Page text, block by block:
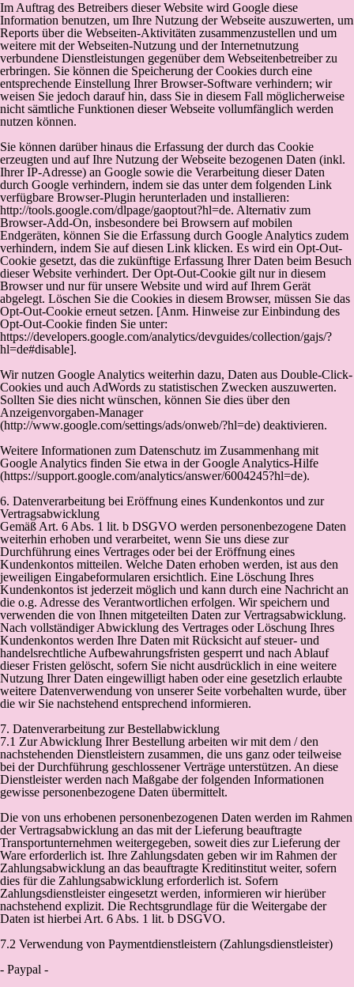
Im Auftrag des Betreibers dieser Website wird Google diese
Information benutzen, um Ihre Nutzung der Webseite auszuwerten, um
Reports über die Webseiten-Aktivitäten zusammenzustellen und um
weitere mit der Webseiten-Nutzung und der Internetnutzung
verbundene Dienstleistungen gegenüber dem Webseitenbetreiber zu
erbringen. Sie können die Speicherung der Cookies durch eine
entsprechende Einstellung Ihrer Browser-Software verhindern; wir
weisen Sie jedoch darauf hin, dass Sie in diesem Fall möglicherweise
nicht sämtliche Funktionen dieser Webseite vollumfänglich werden
nutzen können.
Sie können darüber hinaus die Erfassung der durch das Cookie
erzeugten und auf Ihre Nutzung der Webseite bezogenen Daten (inkl.
Ihrer IP-Adresse) an Google sowie die Verarbeitung dieser Daten
durch Google verhindern, indem sie das unter dem folgenden Link
verfügbare Browser-Plugin herunterladen und installieren:
http://tools.google.com/dlpage/gaoptout?hl=de. Alternativ zum
Browser-Add-On, insbesondere bei Browsern auf mobilen
Endgeräten, können Sie die Erfassung durch Google Analytics zudem
verhindern, indem Sie auf diesen Link klicken. Es wird ein Opt-Out-
Cookie gesetzt, das die zukünftige Erfassung Ihrer Daten beim Besuch
dieser Website verhindert. Der Opt-Out-Cookie gilt nur in diesem
Browser und nur für unsere Website und wird auf Ihrem Gerät
abgelegt. Löschen Sie die Cookies in diesem Browser, müssen Sie das
Opt-Out-Cookie erneut setzen. [Anm. Hinweise zur Einbindung des
Opt-Out-Cookie finden Sie unter:
https://developers.google.com/analytics/devguides/collection/gajs/?
hl=de#disable].
Wir nutzen Google Analytics weiterhin dazu, Daten aus Double-Click-
Cookies und auch AdWords zu statistischen Zwecken auszuwerten.
Sollten Sie dies nicht wünschen, können Sie dies über den
Anzeigenvorgaben-Manager
(http://www.google.com/settings/ads/onweb/?hl=de) deaktivieren.
Weitere Informationen zum Datenschutz im Zusammenhang mit
Google Analytics finden Sie etwa in der Google Analytics-Hilfe
(https://support.google.com/analytics/answer/6004245?hl=de).
6. Datenverarbeitung bei Eröffnung eines Kundenkontos und zur
Vertragsabwicklung
Gemäß Art. 6 Abs. 1 lit. b DSGVO werden personenbezogene Daten
weiterhin erhoben und verarbeitet, wenn Sie uns diese zur
Durchführung eines Vertrages oder bei der Eröffnung eines
Kundenkontos mitteilen. Welche Daten erhoben werden, ist aus den
jeweiligen Eingabeformularen ersichtlich. Eine Löschung Ihres
Kundenkontos ist jederzeit möglich und kann durch eine Nachricht an
die o.g. Adresse des Verantwortlichen erfolgen. Wir speichern und
verwenden die von Ihnen mitgeteilten Daten zur Vertragsabwicklung.
Nach vollständiger Abwicklung des Vertrages oder Löschung Ihres
Kundenkontos werden Ihre Daten mit Rücksicht auf steuer- und
handelsrechtliche Aufbewahrungsfristen gesperrt und nach Ablauf
dieser Fristen gelöscht, sofern Sie nicht ausdrücklich in eine weitere
Nutzung Ihrer Daten eingewilligt haben oder eine gesetzlich erlaubte
weitere Datenverwendung von unserer Seite vorbehalten wurde, über
die wir Sie nachstehend entsprechend informieren.
7. Datenverarbeitung zur Bestellabwicklung
7.1 Zur Abwicklung Ihrer Bestellung arbeiten wir mit dem / den
nachstehenden Dienstleistern zusammen, die uns ganz oder teilweise
bei der Durchführung geschlossener Verträge unterstützen. An diese
Dienstleister werden nach Maßgabe der folgenden Informationen
gewisse personenbezogene Daten übermittelt.
Die von uns erhobenen personenbezogenen Daten werden im Rahmen
der Vertragsabwicklung an das mit der Lieferung beauftragte
Transportunternehmen weitergegeben, soweit dies zur Lieferung der
Ware erforderlich ist. Ihre Zahlungsdaten geben wir im Rahmen der
Zahlungsabwicklung an das beauftragte Kreditinstitut weiter, sofern
dies für die Zahlungsabwicklung erforderlich ist. Sofern
Zahlungsdienstleister eingesetzt werden, informieren wir hierüber
nachstehend explizit. Die Rechtsgrundlage für die Weitergabe der
Daten ist hierbei Art. 6 Abs. 1 lit. b DSGVO.
7.2 Verwendung von Paymentdienstleistern (Zahlungsdienstleister)
- Paypal -